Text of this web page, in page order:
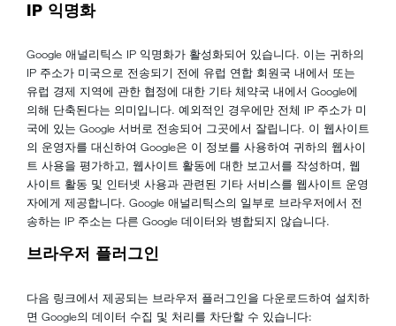
IP 익명화
Google 애널리틱스 IP 익명화가 활성화되어 있습니다. 이는 귀하의
IP 주소가 미국으로 전송되기 전에 유럽 연합 회원국 내에서 또는
유럽 경제 지역에 관한 협정에 대한 기타 체약국 내에서 Google에
의해 단축된다는 의미입니다. 예외적인 경우에만 전체 IP 주소가 미
국에 있는 Google 서버로 전송되어 그곳에서 잘립니다. 이 웹사이트
의 운영자를 대신하여 Google은 이 정보를 사용하여 귀하의 웹사이
트 사용을 평가하고, 웹사이트 활동에 대한 보고서를 작성하며, 웹
사이트 활동 및 인터넷 사용과 관련된 기타 서비스를 웹사이트 운영
자에게 제공합니다. Google 애널리틱스의 일부로 브라우저에서 전
송하는 IP 주소는 다른 Google 데이터와 병합되지 않습니다.
브라우저 플러그인
다음 링크에서 제공되는 브라우저 플러그인을 다운로드하여 설치하
면 Google의 데이터 수집 및 처리를 차단할 수 있습니다: